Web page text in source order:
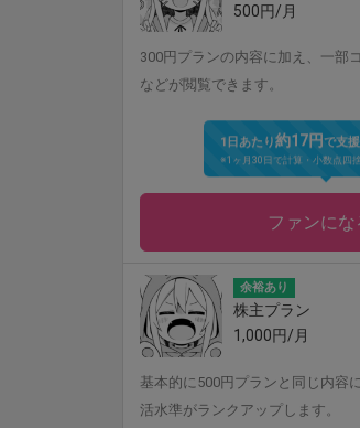
500円/月
300円プランの内容に加え、一部
などが閲覧できます。
1日あたり約17円 で支
※1ヶ月30日で計算・小数点四
ファンにな
余裕あり
株主プラン
1,000円/月
基本的に500円プランと同じ内容
活水準がランクアップします。